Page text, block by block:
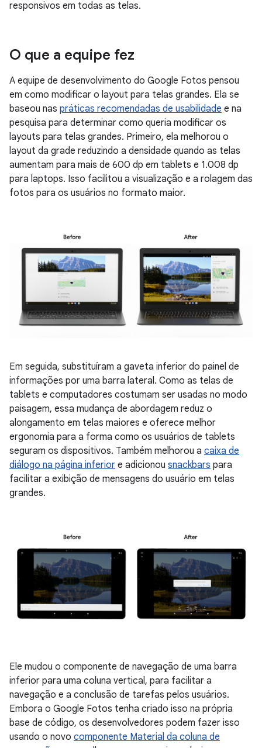
responsivos em todas as telas.
O que a equipe fez
A equipe de desenvolvimento do Google Fotos pensou
em como modificar o layout para telas grandes. Ela se
baseou nas práticas recomendadas de usabilidade e na
pesquisa para determinar como queria modificar os
layouts para telas grandes. Primeiro, ela melhorou o
layout da grade reduzindo a densidade quando as telas
aumentam para mais de 600 dp em tablets e 1.008 dp
para laptops. Isso facilitou a visualização e a rolagem das
fotos para os usuários no formato maior.
Em seguida, substituíram a gaveta inferior do painel de
informações por uma barra lateral. Como as telas de
tablets e computadores costumam ser usadas no modo
paisagem, essa mudança de abordagem reduz o
alongamento em telas maiores e oferece melhor
ergonomia para a forma como os usuários de tablets
seguram os dispositivos. Também melhorou a caixa de
diálogo na página inferior e adicionou snackbars para
facilitar a exibição de mensagens do usuário em telas
grandes.
Ele mudou o componente de navegação de uma barra
inferior para uma coluna vertical, para facilitar a
navegação e a conclusão de tarefas pelos usuários.
Embora o Google Fotos tenha criado isso na própria
base de código, os desenvolvedores podem fazer isso
usando o novo componente Material da coluna de